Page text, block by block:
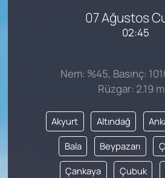
07 Ağustos
02:45
Nem: %45, Basınç:
Rüzgar: 2.19
Akyurt Altındağ
Bala Beypazarı
Çankaya Çubuk